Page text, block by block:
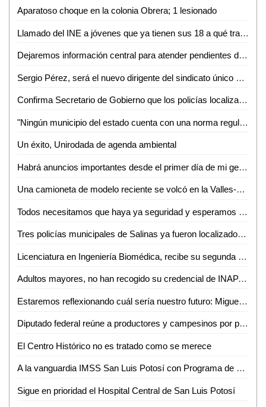
Aparatoso choque en la colonia Obrera; 1 lesionado
Llamado del INE a jóvenes que ya tienen sus 18 a qué tramiten credencial de elector
Dejaremos información central para atender pendientes del ayuntamiento de SLP: Verónica Rodríguez
Sergio Pérez, será el nuevo dirigente del sindicato único de trabajadores del ayuntamiento
Confirma Secretario de Gobierno que los policías localizados, se encuentran en buen estado de salud
"Ningún municipio del estado cuenta con una norma regulatoria sobre el tratamiento de residuos", Eloy Franklyn Sarabia
Un éxito, Unirodada de agenda ambiental
Habrá anuncios importantes desde el primer día de mi gestión: Enrique Galindo
Una camioneta de modelo reciente se volcó en la Valles-Tamazunchale
Todos necesitamos que haya ya seguridad y esperamos que RGC cumpla ese compromiso: Néstor Yañez
Tres policías municipales de Salinas ya fueron localizados: FGE
Licenciatura en Ingeniería Biomédica, recibe su segunda acreditación CIEES
Adultos mayores, no han recogido su credencial de INAPAM, señala director
Estaremos reflexionando cuál sería nuestro futuro: Miguel Lutzow
Diputado federal reúne a productores y campesinos por problemática de agua
El Centro Histórico no es tratado como se merece
A la vanguardia IMSS San Luis Potosí con Programa de Trasplante de Órganos y Tejidos
Sigue en prioridad el Hospital Central de San Luis Potosí